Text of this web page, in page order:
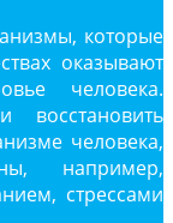
которые
оказывают
человека.
восстановить
человека,
например,
стрессами